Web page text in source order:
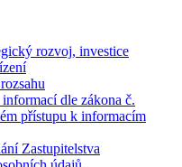
rozvoj, investice
dle zákona č.
přístupu k informacím
Zastupitelstva